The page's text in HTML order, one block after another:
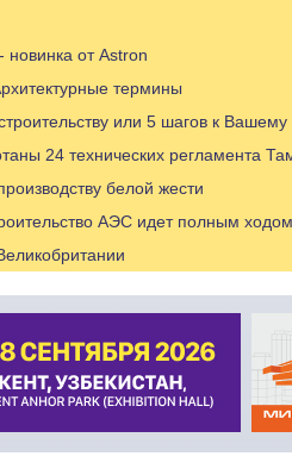
новинка от Astron
термины
или 5 шагов к
24 технических регламента
белой жести
АЭС идет полным